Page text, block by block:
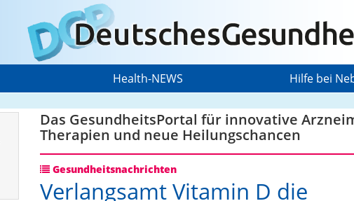
Health-NEWS Hilfe bei
Das GesundheitsPortal für innovative
Therapien und neue Heilungschancen
Gesundheitsnachrichten
Verlangsamt Vitamin D die